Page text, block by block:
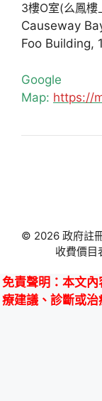
3樓O室(么鳳樓
Causeway
Foo Building,
Google
Map: https://
© 2026 政府註
收費價目
免責聲明 ：本文
療建議、診斷或